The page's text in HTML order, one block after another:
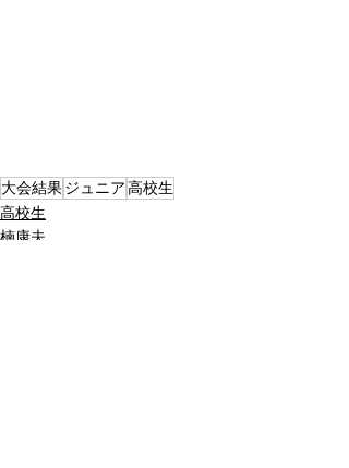
大会結果ジュニア高校生
高校生
楠康夫